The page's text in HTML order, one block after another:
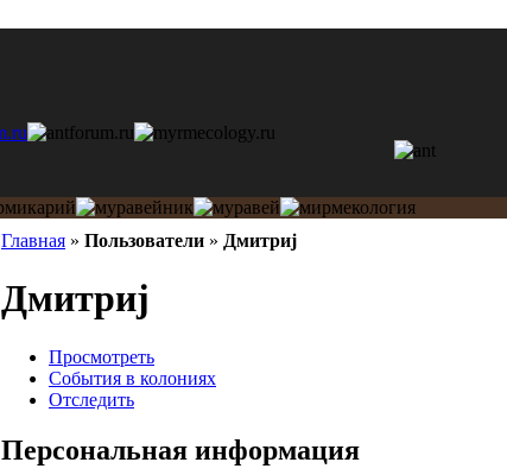
Главная » Пользователи » Дмитриj
Дмитриj
Просмотреть
События в колониях
Отследить
Персональная информация